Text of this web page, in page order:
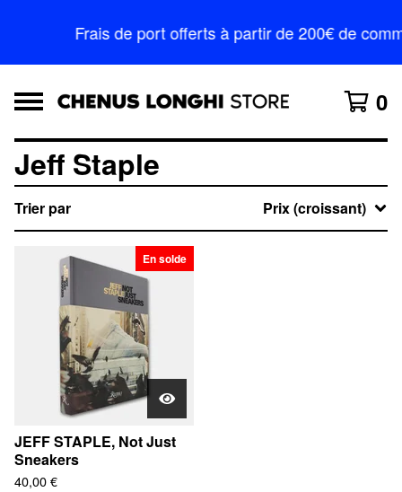
Frais de port offerts à partir de 200€ de
0
Jeff Staple
Trier par Prix (croissant)
En solde
JEFF STAPLE, Not Just
Sneakers
40,00€